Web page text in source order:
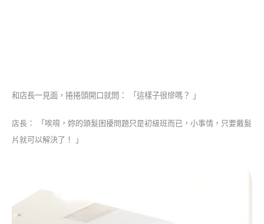
和店長一見面，捲捲頭開口就問： 「這樣子很慘嗎？ 」
店長： 「唉唷，妳的頭髮困擾問題只是初級班而已，小事情，只要戴髮
片就可以解決了！ 」